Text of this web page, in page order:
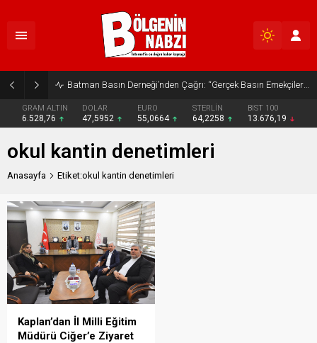
Batman Basın Derneği’nden Çağrı: “Gerçek Basın Emekçileri Desteklenmeli”
GRAM ALTIN
6.528,76
DOLAR
47,5952
EURO
55,0664
STERLİN
64,2258
BIST 100
13.676,19
okul kantin denetimleri
Anasayfa Etiket:okul kantin denetimleri
Kaplan’dan İl Milli Eğitim
Müdürü Ciğer’e Ziyaret